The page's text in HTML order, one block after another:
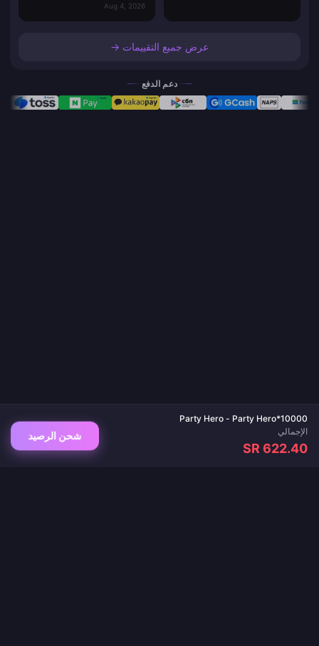
Party Hero - Party Hero*10000
الإجمالي
SR 622.40
شحن الرصيد
Aug 4, 2026
عرض جميع التقييمات →
دعم الدفع